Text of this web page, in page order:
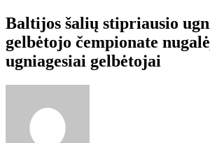
Baltijos šalių stipriausio
gelbėtojo čempionate
ugniagesiai gelbėtojai